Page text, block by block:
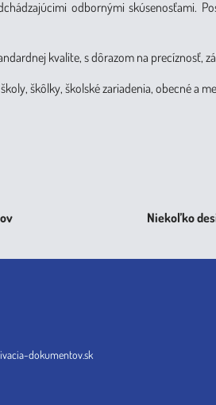
odbornými skúsenosťami.
kvalite, s dôrazom na precíznosť,
škôlky, školské zariadenia, obecné a
Niekoľko
dokumentov.sk